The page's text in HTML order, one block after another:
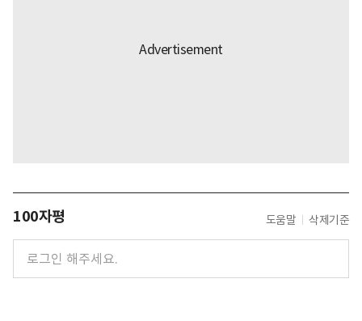
100자평 도움말 삭제기준